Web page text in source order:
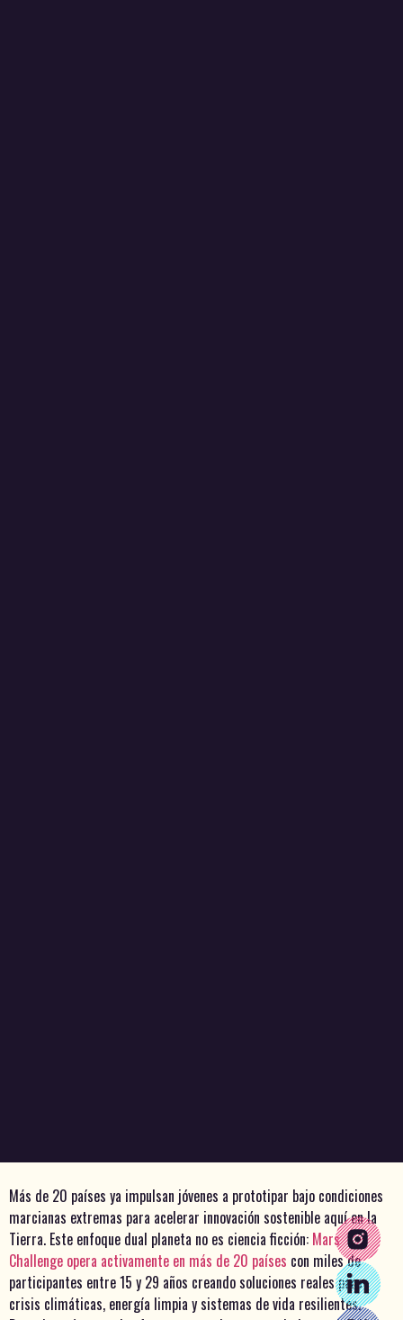
Más de 20 países ya impulsan jóvenes a prototipar bajo condiciones
marcianas extremas para acelerar innovación sostenible aquí en la
Tierra. Este enfoque dual planeta no es ciencia ficción: Mars
Challenge opera activamente en más de 20 países con miles de
participantes entre 15 y 29 años creando soluciones reales para
crisis climáticas, energía limpia y sistemas de vida resilientes.